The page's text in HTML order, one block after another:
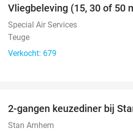
Vliegbeleving (15, 30 of 50
Special Air Services
Teuge
Verkocht: 679
2-gangen keuzediner bij
Stan Arnhem